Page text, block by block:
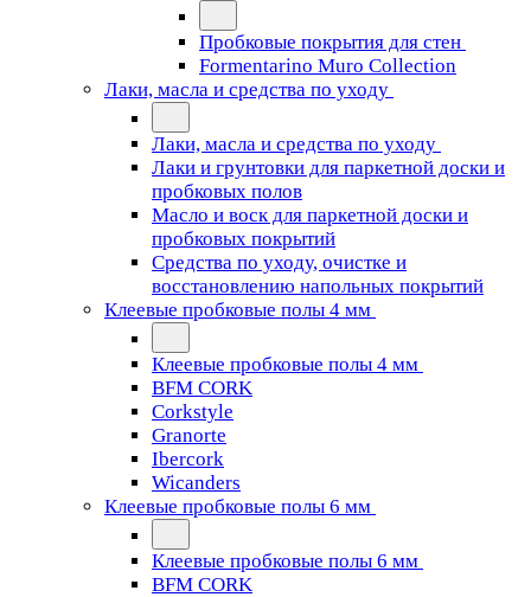
Пробковые покрытия для стен
Formentarino Muro Collection
Лаки, масла и средства по уходу
Лаки, масла и средства по уходу
Лаки и грунтовки для паркетной доски и
пробковых полов
Масло и воск для паркетной доски и
пробковых покрытий
Средства по уходу, очистке и
восстановлению напольных покрытий
Клеевые пробковые полы 4 мм
Клеевые пробковые полы 4 мм
BFM CORK
Corkstyle
Granorte
Ibercork
Wicanders
Клеевые пробковые полы 6 мм
Клеевые пробковые полы 6 мм
BFM CORK